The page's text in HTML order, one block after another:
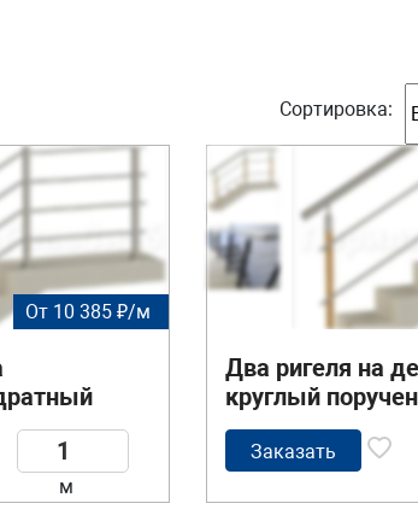
Сортировка:
От 10 385 ₽/м
и
м
Два ригеля на
круглый
квадратные
стойки
Заказать